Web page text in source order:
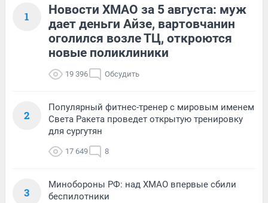
1
Новости ХМАО за 5 августа: муж
дает деньги Айзе, вартовчанин
оголился возле ТЦ, откроются
новые поликлиники
19 396 Обсудить
2
Популярный фитнес-тренер с мировым именем
Света Ракета проведет открытую тренировку
для сургутян
17 649 8
3
Минобороны РФ: над ХМАО впервые сбили
беспилотники